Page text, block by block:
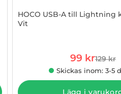
HOCO USB-A till Lightning
Vit
rea pris
99 kr129 kr
Skickas inom: 3-5
Lägg i